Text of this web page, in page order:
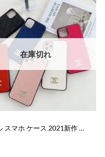
在庫切れ
シャネル スマホ ケース 2021新作 iphone12/12pro/12miniケース chanel マーク iphone11pro max/11/xs 携帯ケース ペア シンプル アイフォンx/xs max/10r カバー パロディ 安全